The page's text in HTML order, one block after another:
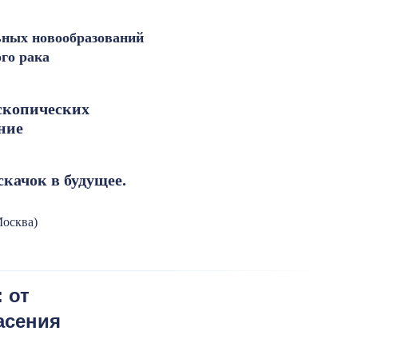
новообразований
рака
в будущее.
от